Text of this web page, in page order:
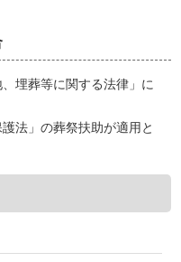
埋葬等に関する法律」に
法」の葬祭扶助が適用と